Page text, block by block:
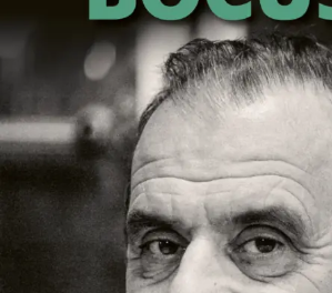
Bocuse
Gautier Battistella
28€